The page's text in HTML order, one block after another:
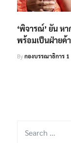
‘พิจารณ์’ ยัน ห
พร้อมเป็นฝ่ายค้
Byกองบรรณาธิการ 1